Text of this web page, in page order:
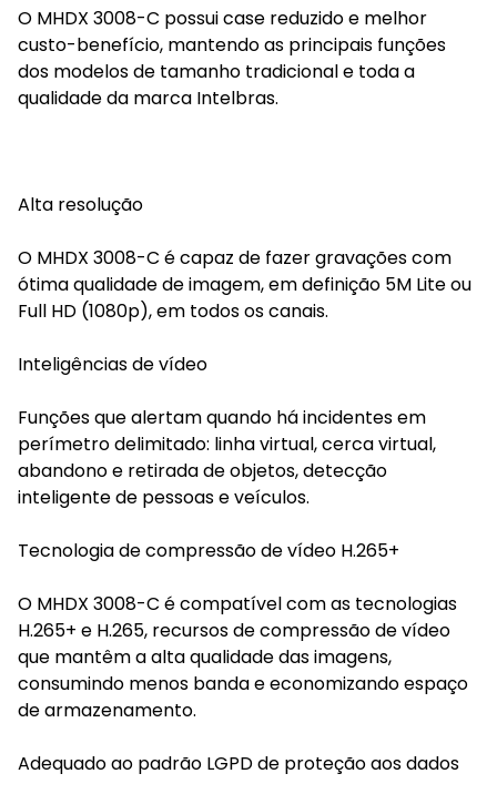
O MHDX 3008-C possui case reduzido e melhor
custo-benefício, mantendo as principais funções
dos modelos de tamanho tradicional e toda a
qualidade da marca Intelbras.
Alta resolução
O MHDX 3008-C é capaz de fazer gravações com
ótima qualidade de imagem, em definição 5M Lite ou
Full HD (1080p), em todos os canais.
Inteligências de vídeo
Funções que alertam quando há incidentes em
perímetro delimitado: linha virtual, cerca virtual,
abandono e retirada de objetos, detecção
inteligente de pessoas e veículos.
Tecnologia de compressão de vídeo H.265+
O MHDX 3008-C é compatível com as tecnologias
H.265+ e H.265, recursos de compressão de vídeo
que mantêm a alta qualidade das imagens,
consumindo menos banda e economizando espaço
de armazenamento.
Adequado ao padrão LGPD de proteção aos dados